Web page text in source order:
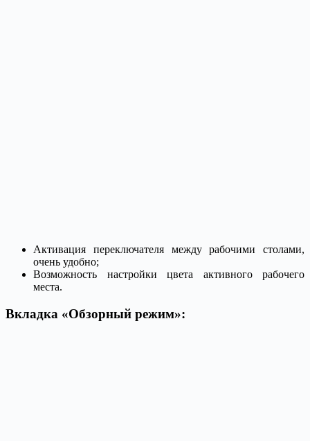
Активация переключателя между рабочими столами,
очень удобно;
Возможность настройки цвета активного рабочего
места.
Вкладка «Обзорный режим»: